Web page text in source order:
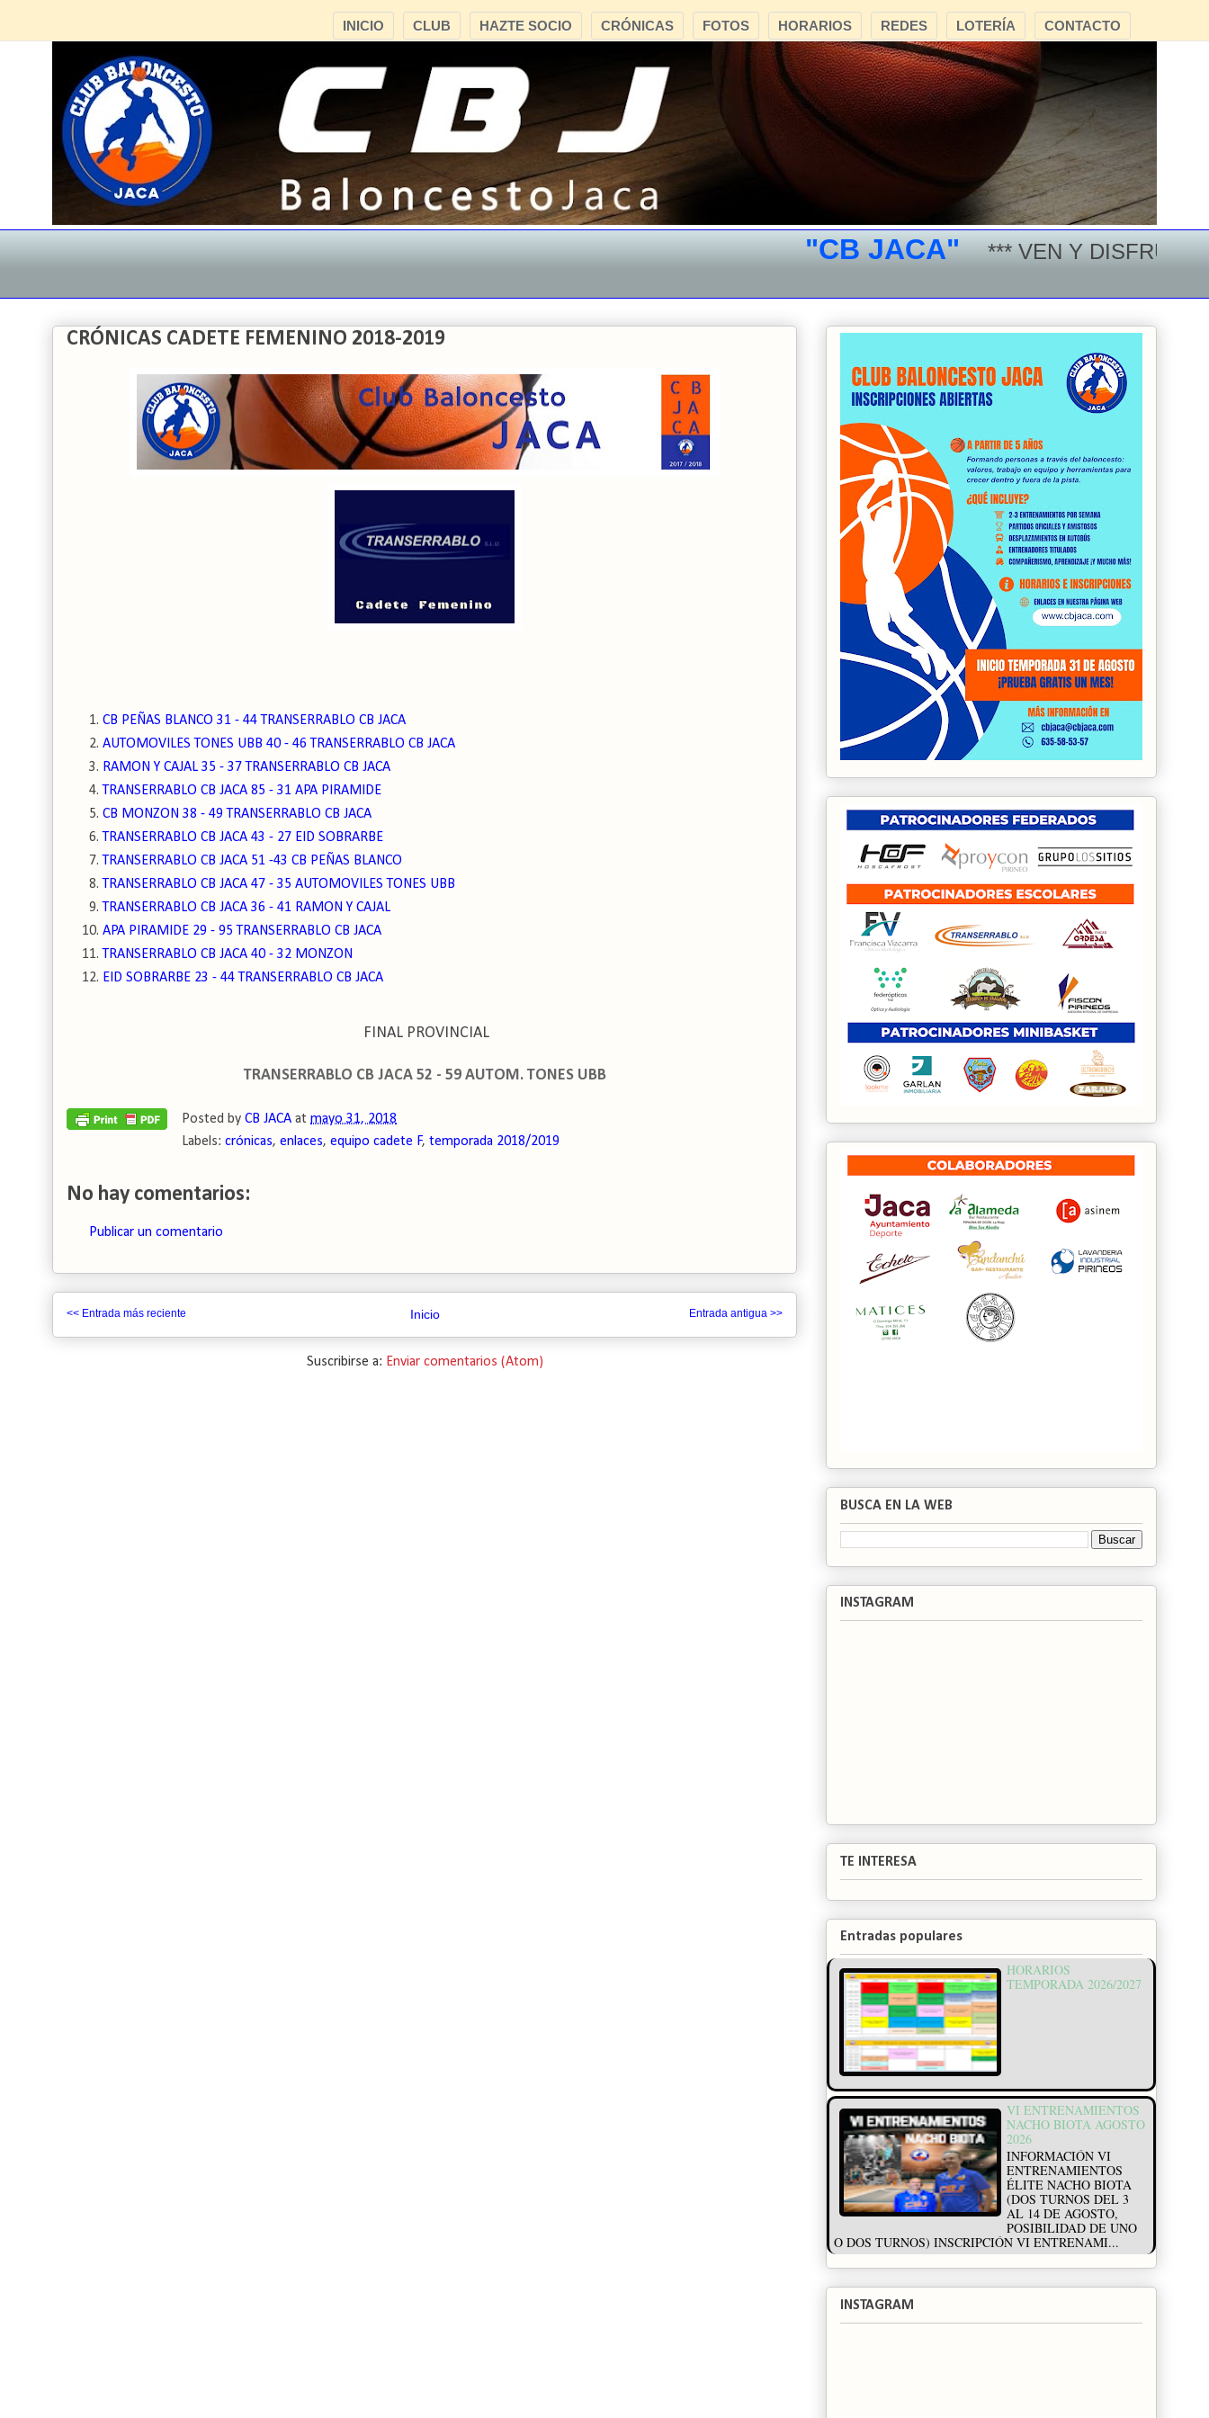
CONTACTO
LOTERÍA
REDES
HORARIOS
FOTOS
CRÓNICAS
HAZTE SOCIO
CLUB
INICIO
"CB JACA" *** VEN Y DISFRUTA DEL
CRÓNICAS CADETE FEMENINO 2018-2019
CB PEÑAS BLANCO 31 - 44 TRANSERRABLO CB JACA
AUTOMOVILES TONES UBB 40 - 46 TRANSERRABLO CB JACA
RAMON Y CAJAL 35 - 37 TRANSERRABLO CB JACA
TRANSERRABLO CB JACA 85 - 31 APA PIRAMIDE
CB MONZON 38 - 49 TRANSERRABLO CB JACA
TRANSERRABLO CB JACA 43 - 27 EID SOBRARBE
TRANSERRABLO CB JACA 51 -43 CB PEÑAS BLANCO
TRANSERRABLO CB JACA 47 - 35 AUTOMOVILES TONES UBB
TRANSERRABLO CB JACA 36 - 41 RAMON Y CAJAL
APA PIRAMIDE 29 - 95 TRANSERRABLO CB JACA
TRANSERRABLO CB JACA 40 - 32 MONZON
EID SOBRARBE 23 - 44 TRANSERRABLO CB JACA
FINAL PROVINCIAL
TRANSERRABLO CB JACA 52 - 59 AUTOM. TONES UBB
Posted by CB JACA at mayo 31, 2018
Labels: crónicas, enlaces, equipo cadete F, temporada 2018/2019
No hay comentarios:
Publicar un comentario
<< Entrada más reciente Entrada antigua >>
Inicio
Suscribirse a: Enviar comentarios (Atom)
BUSCA EN LA WEB
INSTAGRAM
TE INTERESA
Entradas populares
HORARIOS
TEMPORADA 2026/2027
VI ENTRENAMIENTOS
NACHO BIOTA AGOSTO
2026
INFORMACIÓN VI
ENTRENAMIENTOS
ÉLITE NACHO BIOTA
(DOS TURNOS DEL 3
AL 14 DE AGOSTO,
POSIBILIDAD DE UNO
O DOS TURNOS) INSCRIPCIÓN VI ENTRENAMI...
INSTAGRAM